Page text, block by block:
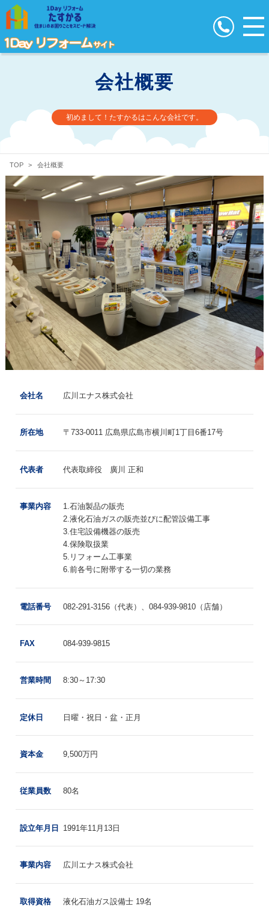
会社概要
初めまして！たすかるはこんな会社です。
TOP > 会社概要
会社名 広川エナス株式会社
所在地 〒733-0011 広島県広島市横川町1丁目6番17号
代表者 代表取締役 廣川 正和
事業内容
1.石油製品の販売
2.液化石油ガスの販売並びに配管設備工事
3.住宅設備機器の販売
4.保険取扱業
5.リフォーム工事業
6.前各号に附帯する一切の業務
電話番号 082-291-3156（代表）、084-939-9810（店舗）
FAX 084-939-9815
営業時間 8:30～17:30
定休日 日曜・祝日・盆・正月
資本金 9,500万円
従業員数 80名
設立年月日 1991年11月13日
事業内容 広川エナス株式会社
取得資格
液化石油ガス設備士 19名